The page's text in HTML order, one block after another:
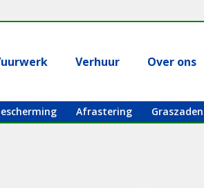
Verhuur Over ons
Afrastering